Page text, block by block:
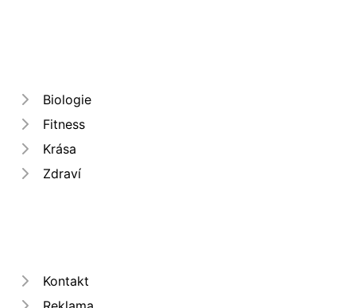
Biologie
Fitness
Krása
Zdraví
Kontakt